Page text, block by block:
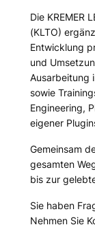
Die KREMER
(KLTO)
Entwicklung
und
Ausarbeitung
sowie
Engineering,
eigener
Gemeinsam
gesamten
bis zur
Sie haben
Nehmen Sie